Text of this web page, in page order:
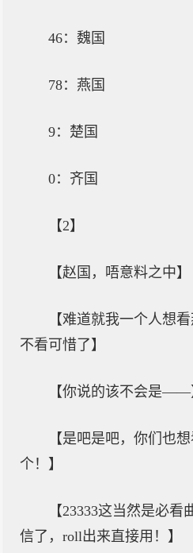
46：魏国
78：燕国
9：楚国
0：齐国
【2】
【赵国，唔意料之中】
【难道就我一个人想
不看可惜了】
【你说的该不会是——
【是吧是吧，你们也
个！】
【23333这当然是必
信了，roll出来直接用！】